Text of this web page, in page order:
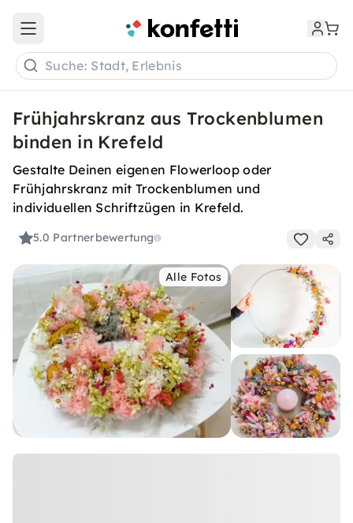
Open main menu
Suche: Stadt, Erlebnis
Frühjahrskranz aus Trockenblumen
binden in Krefeld
Gestalte Deinen eigenen Flowerloop oder
Frühjahrskranz mit Trockenblumen und
individuellen Schriftzügen in Krefeld.
5.0 Partnerbewertung
Alle Fotos